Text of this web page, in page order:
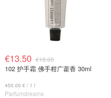
€13.50 €18.00
102 护手霜 佛手柑广藿香 30ml
450.00 € / 1 l
Parfumdreams